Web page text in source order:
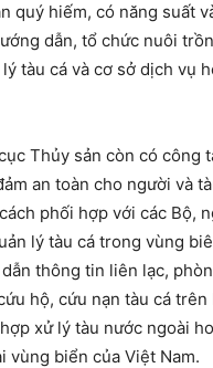
quý hiếm, có năng suất
dẫn, tổ chức nuôi
tàu cá và cơ sở dịch vụ
Thủy sản còn có công
an toàn cho người và
phối hợp với các Bộ,
lý tàu cá trong vùng
thông tin liên lạc,
hộ, cứu nạn tàu cá trên
xử lý tàu nước ngoài
vùng biển của Việt Nam.